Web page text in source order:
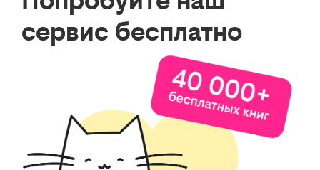
сервис бесплатно